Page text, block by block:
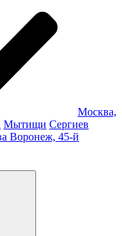
Москва,
Мытищи Сергиев
Воронеж, 45-й